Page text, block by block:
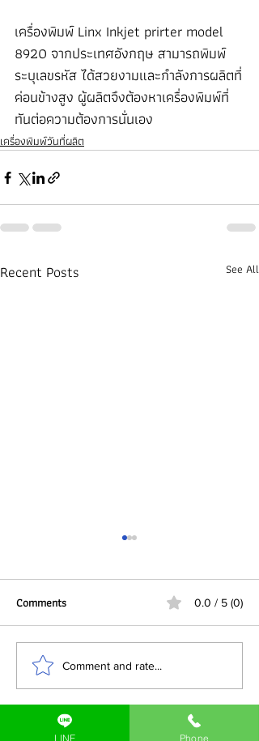
เครื่องพิมพ์ Linx Inkjet prirter model
8920 จากประเทศอังกฤษ สามารถพิมพ์
ระบุเลขรหัส ได้สวยงามและกำลังการผลิตที่
ค่อนข้างสูง ผู้ผลิตจึงต้องหาเครื่องพิมพ์ที่
ทันต่อความต้องการนั่นเอง
เครื่องพิมพ์วันที่ผลิต
Recent Posts See All
ทำไมผู้ผลิต FMCG ใน
ประเทศไทยกำลังมองว่า “บรรจุ
ภัณฑ์” ต้องทำได้มากกว่าการห่อ
Comments 0.0 / 5 (0)
Comment and rate...
LINE Phone